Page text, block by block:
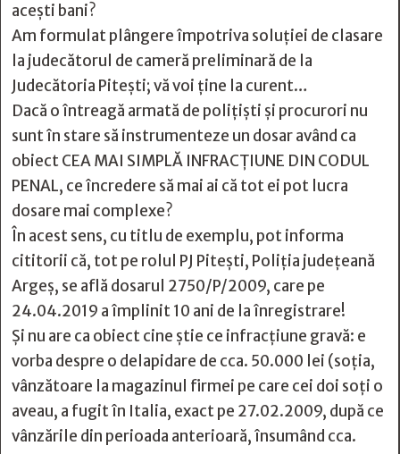
aceşti bani?
Am formulat plângere împotriva soluţiei de clasare
la judecătorul de cameră preliminară de la
Judecătoria Pitești; vă voi ține la curent…
Dacă o întreagă armată de polițişti și procurori nu
sunt în stare să instrumenteze un dosar având ca
obiect CEA MAI SIMPLĂ INFRACȚIUNE DIN CODUL
PENAL, ce încredere să mai ai că tot ei pot lucra
dosare mai complexe?
În acest sens, cu titlu de exemplu, pot informa
cititorii că, tot pe rolul PJ Pitești, Poliţia judeţeană
Argeş, se află dosarul 2750/P/2009, care pe
24.04.2019 a împlinit 10 ani de la înregistrare!
Şi nu are ca obiect cine știe ce infracţiune gravă: e
vorba despre o delapidare de cca. 50.000 lei (soția,
vânzătoare la magazinul firmei pe care cei doi soţi o
aveau, a fugit în Italia, exact pe 27.02.2009, după ce
vânzările din perioada anterioară, însumând cca.